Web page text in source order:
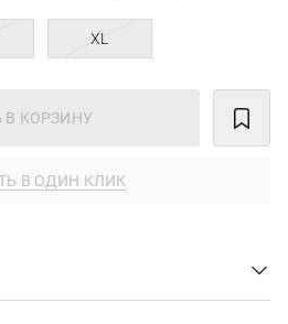
XL
В КОРЗИНУ
В ОДИН КЛИК